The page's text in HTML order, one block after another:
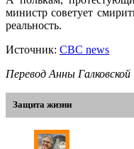
министр советует
реальность.
Источник: CBC news
Перевод Анны Галковской
Защита жизни